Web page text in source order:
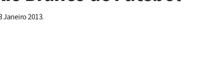
Janeiro 2013.